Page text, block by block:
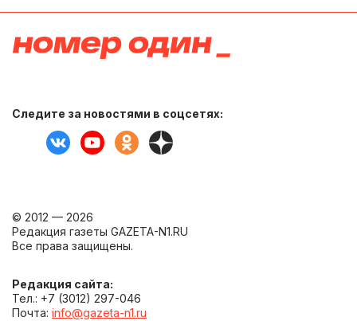
Следите за новостями в соцсетях:
© 2012 — 2026
Редакция газеты GAZETA-N1.RU
Все права защищены.
Редакция сайта:
Тел.: +7 (3012) 297-046
Почта: info@gazeta-n1.ru